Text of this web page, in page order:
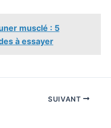
musclé : 5
à essayer
SUIVANT